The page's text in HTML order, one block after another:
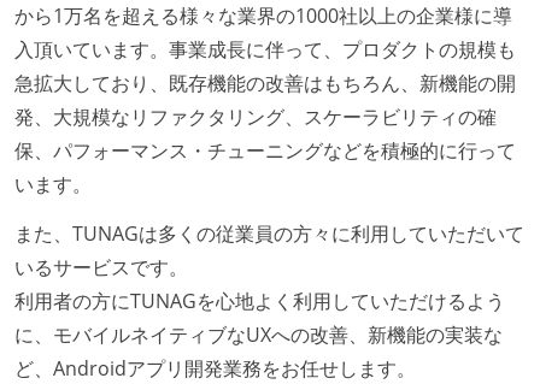
から1万名を超える様々な業界の1000社以上の企業様に導
入頂いています。事業成長に伴って、プロダクトの規模も
急拡大しており、既存機能の改善はもちろん、新機能の開
発、大規模なリファクタリング、スケーラビリティの確
保、パフォーマンス・チューニングなどを積極的に行って
います。
また、TUNAGは多くの従業員の方々に利用していただいて
いるサービスです。
利用者の方にTUNAGを心地よく利用していただけるよう
に、モバイルネイティブなUXへの改善、新機能の実装な
ど、Androidアプリ開発業務をお任せします。